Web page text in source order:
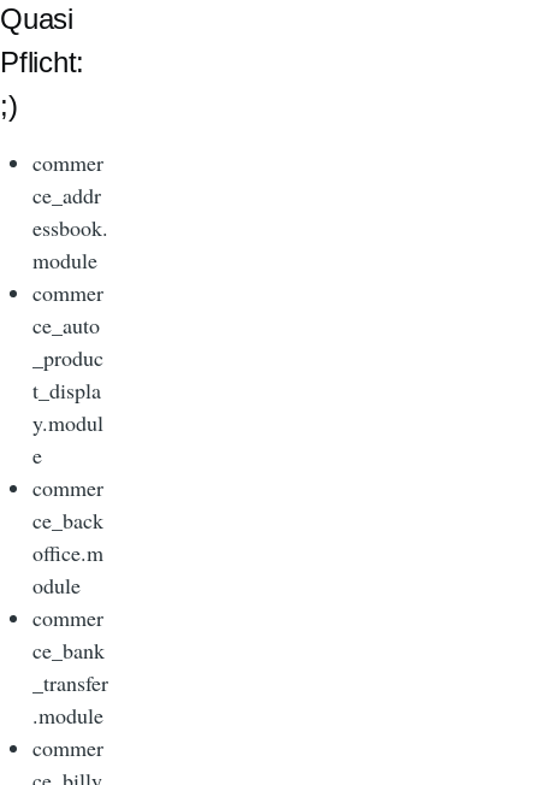
Quasi
Pflicht:
;)
commer
ce_addr
essbook.
module
commer
ce_auto
_produc
t_displa
y.modul
e
commer
ce_back
office.m
odule
commer
ce_bank
_transfer
.module
commer